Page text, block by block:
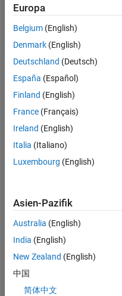
Follow
Dashboard
MATLAB Answers
BEITRÄGE 10
0
2
12
Europa
Belgium (English)
Denmark (English)
Deutschland (Deutsch)
España (Español)
Finland (English)
France (Français)
Ireland (English)
Italia (Italiano)
Luxembourg (English)
Asien-Pazifik
Australia (English)
India (English)
New Zealand (English)
中国
简体中文